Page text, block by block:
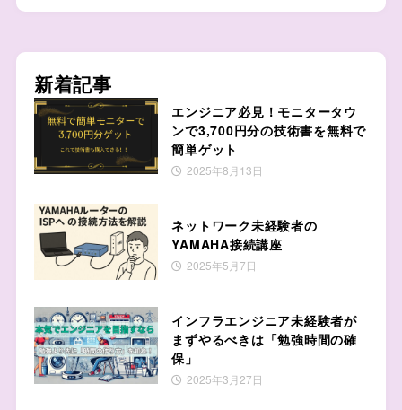
新着記事
エンジニア必見！モニタータウ
ンで3,700円分の技術書を無料で
簡単ゲット
2025年8月13日
ネットワーク未経験者の
YAMAHA接続講座
2025年5月7日
インフラエンジニア未経験者が
まずやるべきは「勉強時間の確
保」
2025年3月27日